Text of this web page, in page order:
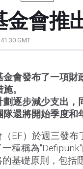
金會推
GMT
金會發布了一項財
。
逐步減少支出，
還將開始季度和
（EF）於週三發
種稱為
基礎原則，包括